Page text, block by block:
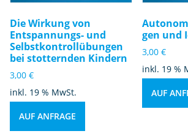
Die Wirkung von
Entspannungs- und
Selbstkontrollübungen
bei stotternden Kindern
3,00 €
inkl. 19 % MwSt.
AUF ANFRAGE
gen und
3,00€
inkl. 19 %
AUF